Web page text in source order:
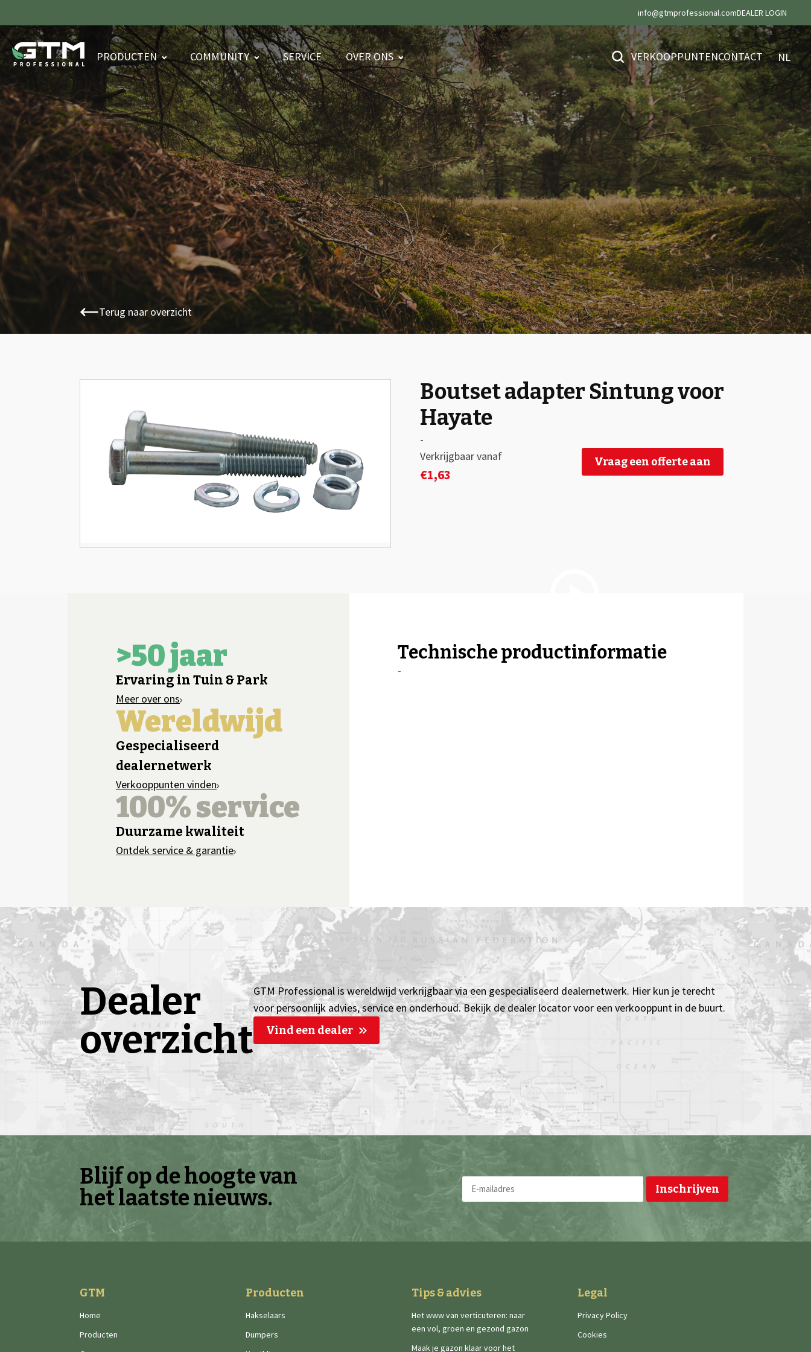
info@gtmprofessional.comDEALER LOGIN
PRODUCTEN COMMUNITY SERVICE OVER ONS VERKOOPPUNTENCONTACT NL
Terug naar overzicht
Boutset adapter Sintung voor
Hayate
-
Verkrijgbaar vanaf
€1,63
Vraag een offerte aan
>50 jaar
Ervaring in Tuin & Park
Meer over ons
Wereldwijd
Gespecialiseerd
dealernetwerk
Verkooppunten vinden
100% service
Duurzame kwaliteit
Ontdek service & garantie
Technische productinformatie
-
Dealer
overzicht
GTM Professional is wereldwijd verkrijgbaar via een gespecialiseerd dealernetwerk. Hier kun je terecht
voor persoonlijk advies, service en onderhoud. Bekijk de dealer locator voor een verkooppunt in de buurt.
Vind een dealer
Blijf op de hoogte van
het laatste nieuws.
mailadres
GTM
Home
Producten
Producten
Hakselaars
Dumpers
Tips & advies
Het www van verticuteren: naar
een vol, groen en gezond gazon
Maak je gazon klaar voor het
Legal
Privacy Policy
Cookies